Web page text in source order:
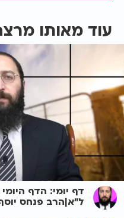
עוד מאותו
דף יומי: הדף
ל"א|הרב פנחס